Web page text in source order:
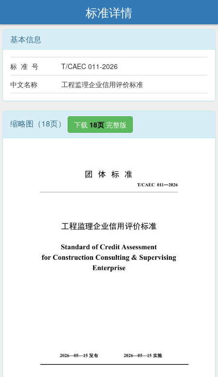
标准详情
基本信息
标 准 号
T/CAEC 011-2026
中文名称
工程监理企业信用评价标准
缩略图（18页） 下载 18页 完整版